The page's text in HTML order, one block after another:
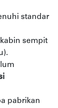
standar
sempit
pabrikan